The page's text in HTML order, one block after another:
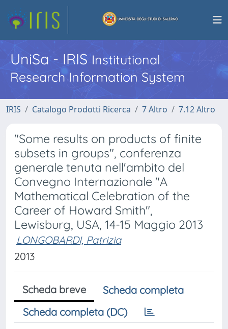
UniSa - IRISInstitutional
Research Information System
IRIS Catalogo Prodotti Ricerca 7 Altro 7.12 Altro
"Some results on products of finite
subsets in groups", conferenza
generale tenuta nell'ambito del
Convegno Internazionale "A
Mathematical Celebration of the
Career of Howard Smith",
Lewisburg, USA, 14-15 Maggio 2013
LONGOBARDI, Patrizia
2013
Scheda breve
Scheda completa
Scheda completa (DC)